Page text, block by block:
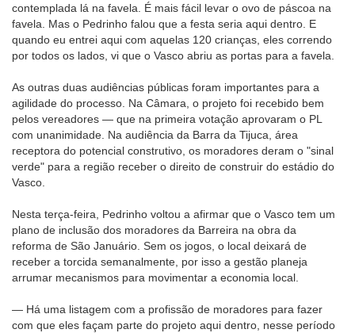
contemplada lá na favela. É mais fácil levar o ovo de páscoa na
favela. Mas o Pedrinho falou que a festa seria aqui dentro. E
quando eu entrei aqui com aquelas 120 crianças, eles correndo
por todos os lados, vi que o Vasco abriu as portas para a favela.
As outras duas audiências públicas foram importantes para a
agilidade do processo. Na Câmara, o projeto foi recebido bem
pelos vereadores — que na primeira votação aprovaram o PL
com unanimidade. Na audiência da Barra da Tijuca, área
receptora do potencial construtivo, os moradores deram o "sinal
verde" para a região receber o direito de construir do estádio do
Vasco.
Nesta terça-feira, Pedrinho voltou a afirmar que o Vasco tem um
plano de inclusão dos moradores da Barreira na obra da
reforma de São Januário. Sem os jogos, o local deixará de
receber a torcida semanalmente, por isso a gestão planeja
arrumar mecanismos para movimentar a economia local.
— Há uma listagem com a profissão de moradores para fazer
com que eles façam parte do projeto aqui dentro, nesse período